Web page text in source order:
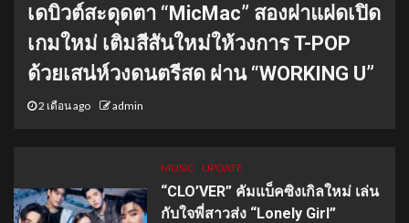
เดบิวต์สะดุดตา “MicMac” สองฝาแฝดเปิด
เกมใหม่ เติมสีสันใหม่ให้วงการ T-POP
ด้วยเสน่ห์วงดนตรีสด ผ่าน “WORKING U”
2 เดือน ago admin
MUSIC UPDATE
“CLO’VER” คัมแบ็คซิงเกิลใหม่ เล่น
กับใจพี่สาวส่ง “Lonely Girl”